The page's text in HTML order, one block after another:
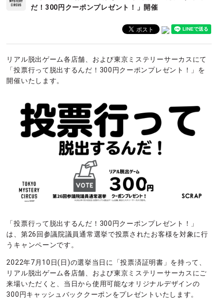
だ！300円クーポンプレゼント！」開催
リアル脱出ゲーム各店舗、および東京ミステリーサーカスにて
「投票行って脱出するんだ！300円クーポンプレゼント！」を
開催いたします。
「投票行って脱出するんだ！300円クーポンプレゼント！」
は、第26回参議院議員通常選挙で投票されたお客様を対象に行
うキャンペーンです。
2022年7月10日(日)の選挙当日に「投票済証明書」を持って、
リアル脱出ゲーム各店舗、および東京ミステリーサーカスにご
来場いただくと、当日から使用可能なオリジナルデザインの
300円キャッシュバッククーポンをプレゼントいたします。